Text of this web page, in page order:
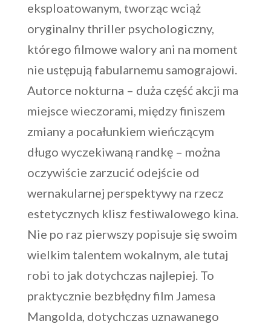
eksploatowanym, tworząc wciąż
oryginalny thriller psychologiczny,
którego filmowe walory ani na moment
nie ustępują fabularnemu samograjowi.
Autorce nokturna – duża część akcji ma
miejsce wieczorami, między finiszem
zmiany a pocałunkiem wieńczącym
długo wyczekiwaną randkę – można
oczywiście zarzucić odejście od
wernakularnej perspektywy na rzecz
estetycznych klisz festiwalowego kina.
Nie po raz pierwszy popisuje się swoim
wielkim talentem wokalnym, ale tutaj
robi to jak dotychczas najlepiej. To
praktycznie bezbłędny film Jamesa
Mangolda, dotychczas uznawanego